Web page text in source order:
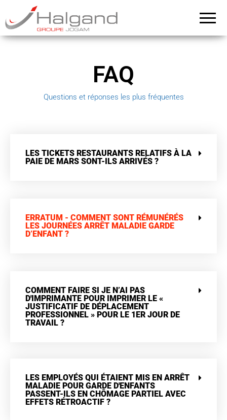
FAQ
Questions et réponses les plus fréquentes
LES TICKETS RESTAURANTS RELATIFS À LA
PAIE DE MARS SONT-ILS ARRIVÉS ?
ERRATUM - COMMENT SONT RÉMUNÉRÉS
LES JOURNÉES ARRÊT MALADIE GARDE
D’ENFANT ?
COMMENT FAIRE SI JE N’AI PAS
D'IMPRIMANTE POUR IMPRIMER LE «
JUSTIFICATIF DE DÉPLACEMENT
PROFESSIONNEL » POUR LE 1ER JOUR DE
TRAVAIL ?
LES EMPLOYÉS QUI ÉTAIENT MIS EN ARRÊT
MALADIE POUR GARDE D'ENFANTS
PASSENT-ILS EN CHÔMAGE PARTIEL AVEC
EFFETS RÉTROACTIF ?